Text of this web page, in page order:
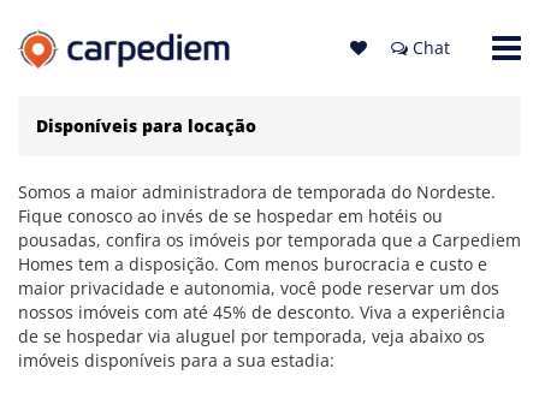
Chat
Disponíveis para locação
Somos a maior administradora de temporada do Nordeste.
Fique conosco ao invés de se hospedar em hotéis ou
pousadas, confira os imóveis por temporada que a Carpediem
Homes tem a disposição. Com menos burocracia e custo e
maior privacidade e autonomia, você pode reservar um dos
nossos imóveis com até 45% de desconto. Viva a experiência
de se hospedar via aluguel por temporada, veja abaixo os
imóveis disponíveis para a sua estadia: